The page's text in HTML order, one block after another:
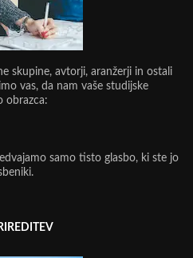
skupine, avtorji, aranžerji in ostali
vas, da nam vaše studijske
obrazca:
samo tisto glasbo, ki ste jo